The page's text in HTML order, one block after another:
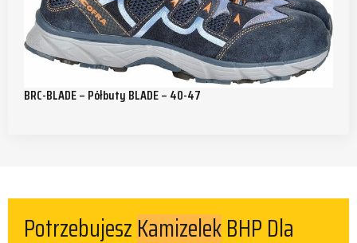
BRC-BLADE – Półbuty BLADE – 40-47
Potrzebujesz BHP Dla